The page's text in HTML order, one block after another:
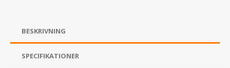
BESKRIVNING
SPECIFIKATIONER